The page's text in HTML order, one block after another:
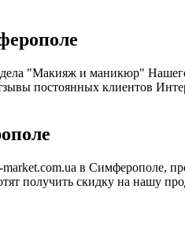
"Макияж и маникюр"
постоянных клиентов
в Симферополе,
получить скидку на нашу